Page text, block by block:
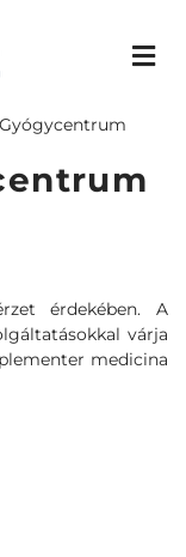
érdekében. A
várja
medicina